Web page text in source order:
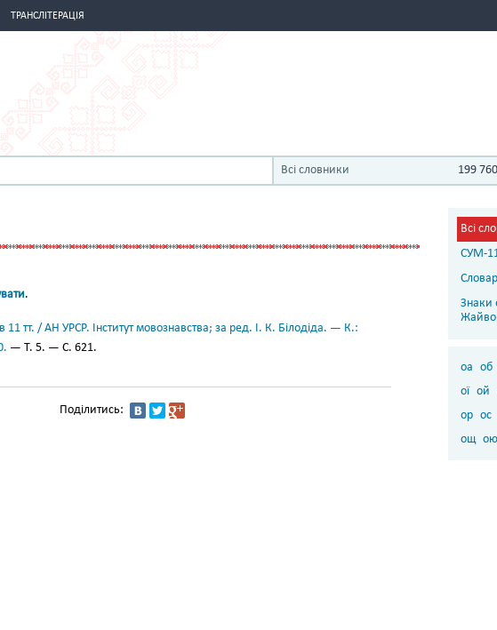
ТРАНСЛІТЕРАЦІЯ
Всі словники 199 760
.
11 тт. / АН УРСР. Інститут мовознавства; за ред. І. К. Білодіда. — К.:
— Т. 5. — С. 621.
Поділитись:
Всі
СУМ-
Знаки
оа об
ої ой
ор ос
ощ ою